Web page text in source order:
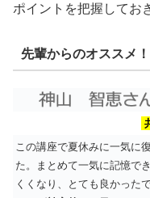
ポイントを把握してお
先輩からのオススメ！
この講座で夏休みに一気に
た。まとめて一気に記憶で
くくなり、とても良かったで